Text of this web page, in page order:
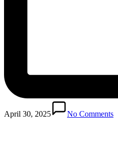
April 30, 2025 No Comments